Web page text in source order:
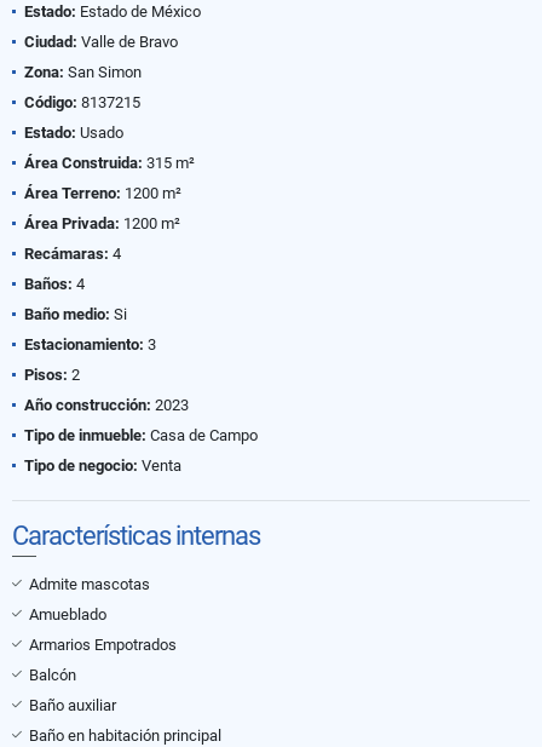
Estado: Estado de México
Ciudad: Valle de Bravo
Zona: San Simon
Código: 8137215
Estado: Usado
Área Construida: 315 m²
Área Terreno: 1200 m²
Área Privada: 1200 m²
Recámaras: 4
Baños: 4
Baño medio: Si
Estacionamiento: 3
Pisos: 2
Año construcción: 2023
Tipo de inmueble: Casa de Campo
Tipo de negocio: Venta
Características internas
Admite mascotas
Amueblado
Armarios Empotrados
Balcón
Baño auxiliar
Baño en habitación principal